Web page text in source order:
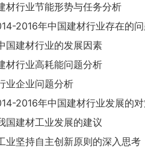
材行业节能形势与任务分析
2016年中国建材行业存在的
国建材行业的发展因素
材行业高耗能问题分析
业企业问题分析
2016年中国建材行业发展的
国建材工业发展的建议
业坚持自主创新原则的深入思考